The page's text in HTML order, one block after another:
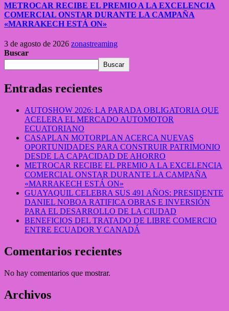
METROCAR RECIBE EL PREMIO A LA EXCELENCIA
COMERCIAL ONSTAR DURANTE LA CAMPAÑA
«MARRAKECH ESTÁ ON»
3 de agosto de 2026 zonastreaming
Buscar
Buscar
Entradas recientes
AUTOSHOW 2026: LA PARADA OBLIGATORIA QUE
ACELERA EL MERCADO AUTOMOTOR
ECUATORIANO
CASAPLAN MOTORPLAN ACERCA NUEVAS
OPORTUNIDADES PARA CONSTRUIR PATRIMONIO
DESDE LA CAPACIDAD DE AHORRO
METROCAR RECIBE EL PREMIO A LA EXCELENCIA
COMERCIAL ONSTAR DURANTE LA CAMPAÑA
«MARRAKECH ESTÁ ON»
GUAYAQUIL CELEBRA SUS 491 AÑOS: PRESIDENTE
DANIEL NOBOA RATIFICA OBRAS E INVERSIÓN
PARA EL DESARROLLO DE LA CIUDAD
BENEFICIOS DEL TRATADO DE LIBRE COMERCIO
ENTRE ECUADOR Y CANADÁ
Comentarios recientes
No hay comentarios que mostrar.
Archivos